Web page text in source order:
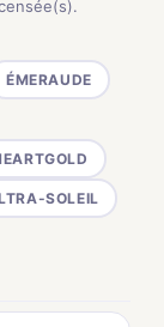
ÉMERAUDE
SOLEIL